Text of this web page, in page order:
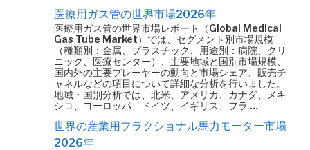
医療用ガス管の世界市場2026年
医療用ガス管の世界市場レポート（Global Medical
Gas Tube Market）では、セグメント別市場規模
（種類別：金属、プラスチック、用途別：病院、クリ
ニック、医療センター）、主要地域と国別市場規模、
国内外の主要プレーヤーの動向と市場シェア、販売チ
ャネルなどの項目について詳細な分析を行いました。
地域・国別分析では、北米、アメリカ、カナダ、メキ
シコ、ヨーロッパ、ドイツ、イギリス、フラ …
世界の産業用フラクショナル馬力モーター市場
2026年